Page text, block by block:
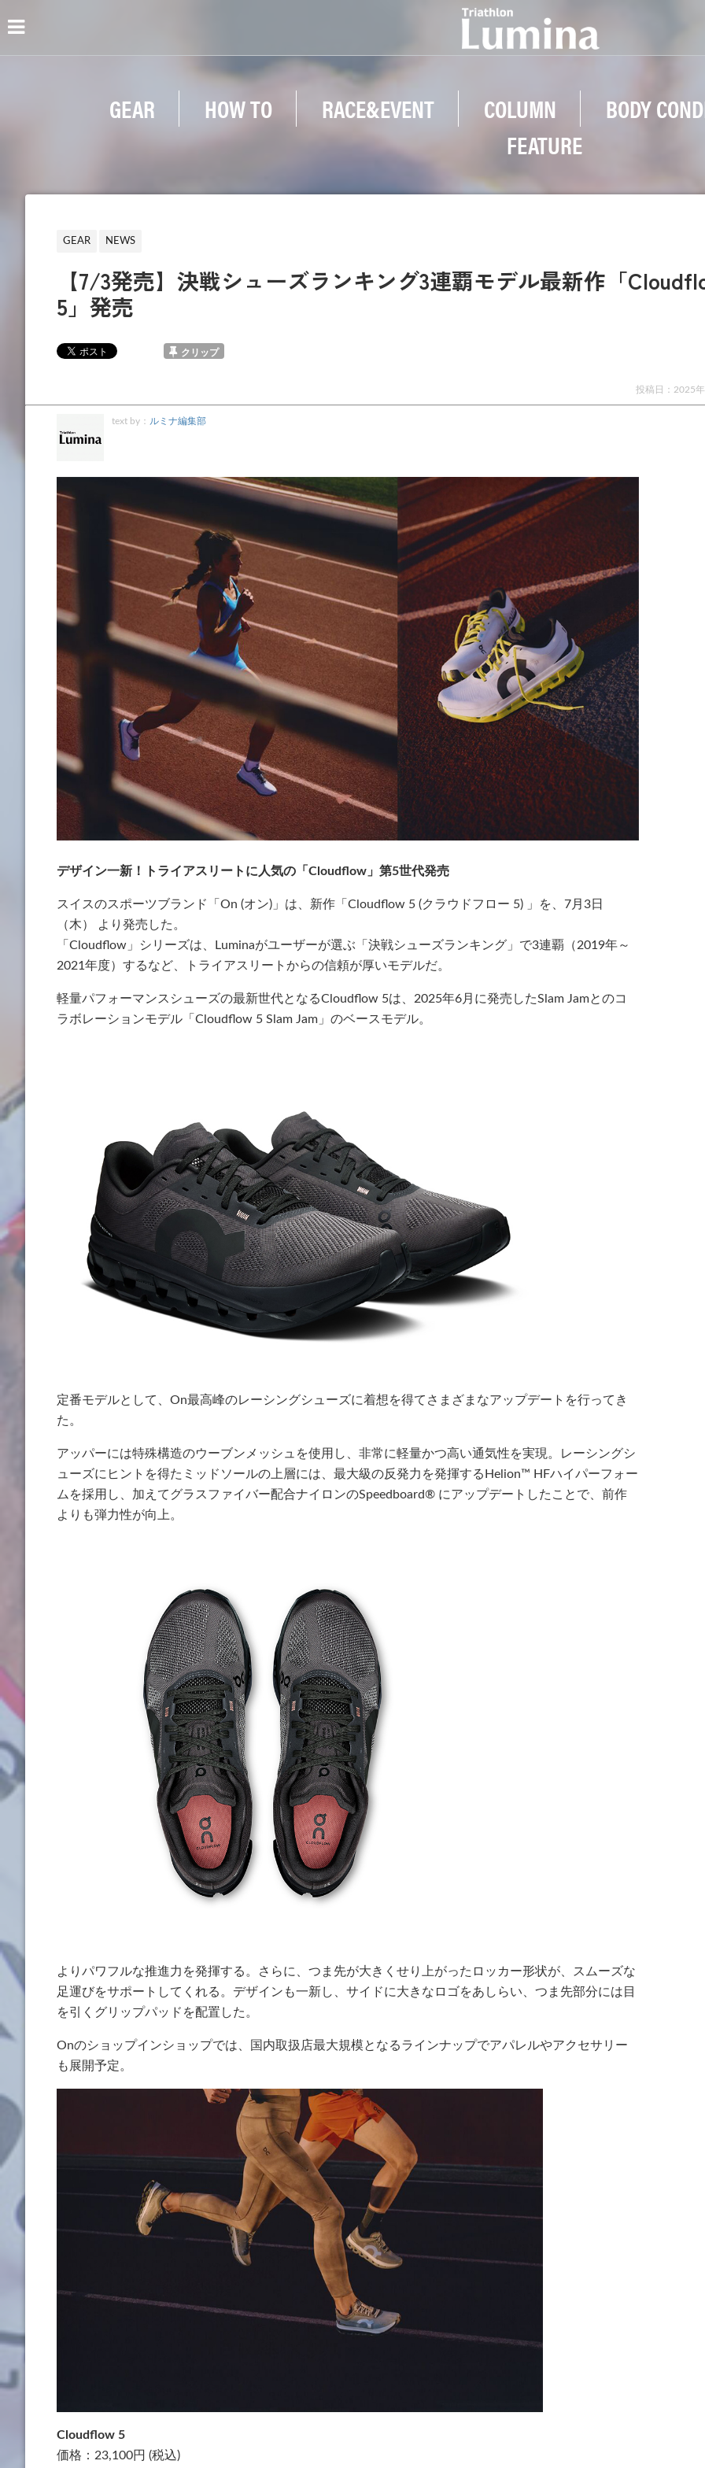
GEAR HOW TO RACE&EVENT COLUMN
BODY
FEATURE
GEAR NEWS
【7/3発売】決戦シューズランキング3連覇モデル最新作「
5」発売
クリップ
投稿日： 2025
text by： ルミナ編集部
デザイン一新！トライアスリートに人気の「Cloudflow」第5世代発売
スイスのスポーツブランド「On (オン)」は、新作「Cloudflow 5 (クラウドフロー 5) 」を、7月3日
（木） より発売した。
「Cloudflow」シリーズは、Luminaがユーザーが選ぶ「決戦シューズランキング」で3連覇（2019年～
2021年度）するなど、トライアスリートからの信頼が厚いモデルだ。
軽量パフォーマンスシューズの最新世代となるCloudflow 5は、2025年6月に発売したSlam Jamとのコ
ラボレーションモデル「Cloudflow 5 Slam Jam」のベースモデル。
定番モデルとして、On最高峰のレーシングシューズに着想を得てさまざまなアップデートを行ってき
た。
アッパーには特殊構造のウーブンメッシュを使用し、非常に軽量かつ高い通気性を実現。レーシングシ
ューズにヒントを得たミッドソールの上層には、最大級の反発力を発揮するHelion™ HFハイパーフォー
ムを採用し、加えてグラスファイバー配合ナイロンのSpeedboard® にアップデートしたことで、前作
よりも弾力性が向上。
よりパワフルな推進力を発揮する。さらに、つま先が大きくせり上がったロッカー形状が、スムーズな
足運びをサポートしてくれる。デザインも一新し、サイドに大きなロゴをあしらい、つま先部分には目
を引くグリップパッドを配置した。
Onのショップインショップでは、国内取扱店最大規模となるラインナップでアパレルやアクセサリー
も展開予定。
Cloudflow 5
価格：23,100円 (税込)